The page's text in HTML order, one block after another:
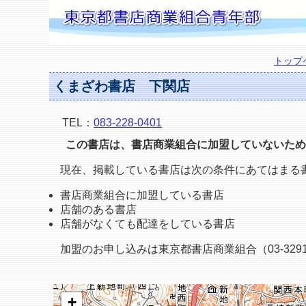
トッ
くまざわ書店 下関店
TEL： 083-228-0401
この書店は、書店商業組合に加盟していないた
現在、掲載している書店は次の条件にあてはまる
書店商業組合に加盟している書店
店舗のある書店
店舗がなくても配達をしている書店
加盟のお申し込みは東京都書店商業組合（03-
+